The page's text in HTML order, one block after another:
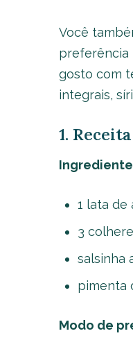
Você
preferência
gosto com
integrais,
1.
1 lata de
3
salsinha
pimenta
Modo de